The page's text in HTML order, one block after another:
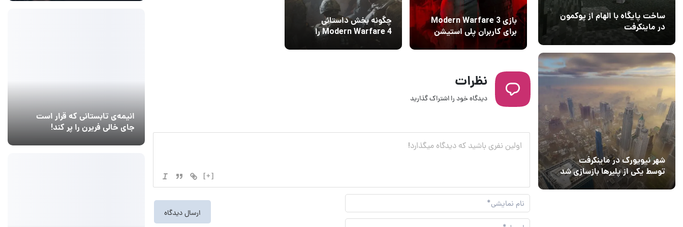
ساخت پایگاه با الهام از پوکمون
در ماینکرفت
شهر نیویورک در ماینکرفت
توسط یکی از پلیرها بازسازی شد
بازی Modern Warfare 3
برای کاربران پلی استیشن
پلاس رایگان شد
چگونه بخش داستانی
Modern Warfare 4 را
زودتر تجربه کنیم؟
نظرات
دیدگاه خود را اشتراک گذارید
[+]
نام
نمایشی*
ایمیل*
انیمه‌ی تابستانی که قرار است
جای خالی فریرن را پر کند!